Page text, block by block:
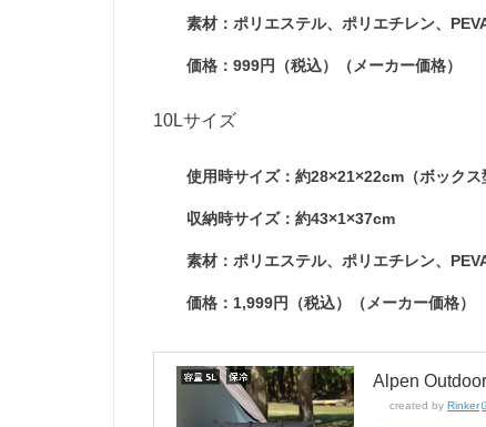
素材：ポリエステル、ポリエチレン、
価格：999円（税込）（メーカー価格）
10Lサイズ
使用時サイズ：約28×21×22cm（ボックス
収納時サイズ：約43×1×37cm
素材：ポリエステル、ポリエチレン、
価格：1,999円（税込）（メーカー価格）
Alpen
created byRinker